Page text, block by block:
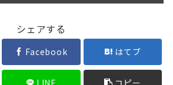
シェアする
Facebook はてブ
LINE コピー